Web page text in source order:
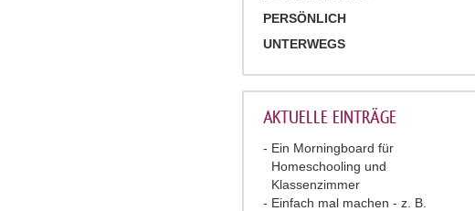
PERSÖNLICH
UNTERWEGS
AKTUELLE EINTRÄGE
Ein Morningboard für
Homeschooling und
Klassenzimmer
Einfach mal machen - z. B.